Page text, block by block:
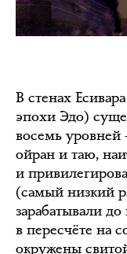
В стенах
эпохи Эдо)
восемь уровней
ойран и таю,
и
(самый низкий
зарабатывали
в пересчёте на
окружены